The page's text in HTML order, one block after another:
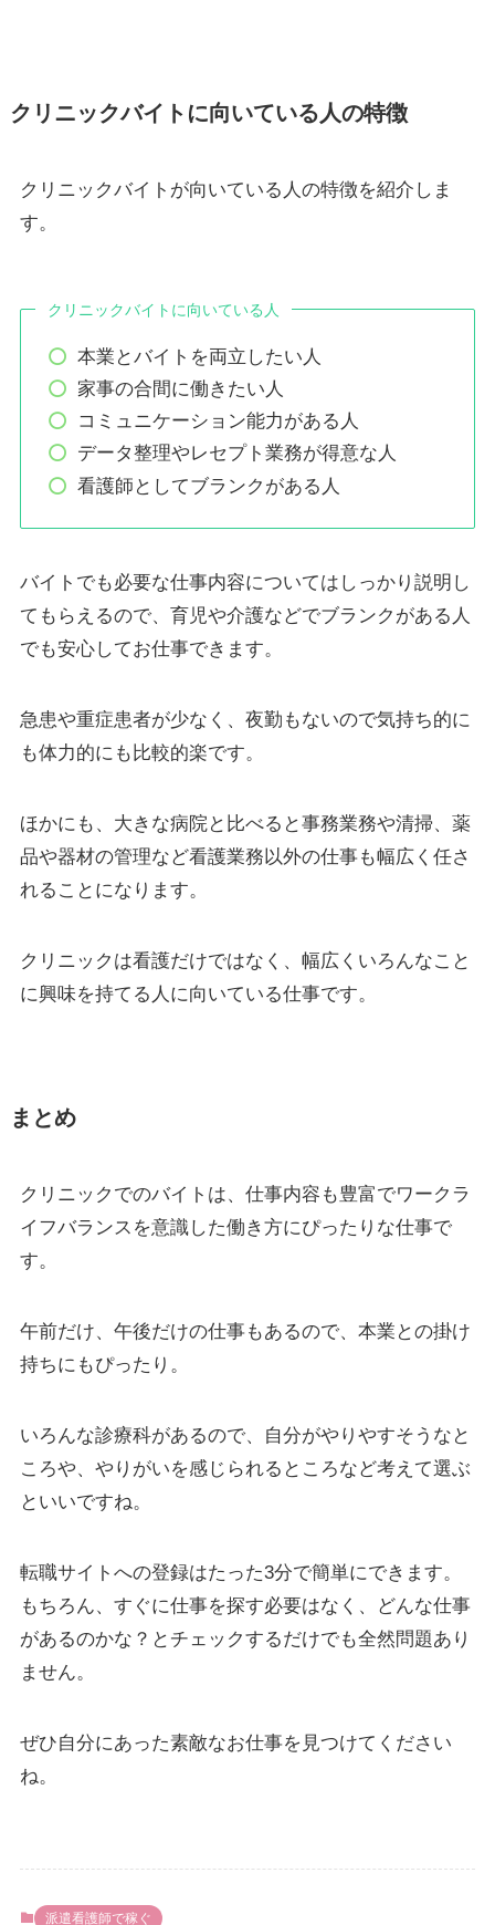
クリニックバイトに向いている人の特徴
クリニックバイトが向いている人の特徴を紹介しま
す。
クリニックバイトに向いている人
本業とバイトを両立したい人
家事の合間に働きたい人
コミュニケーション能力がある人
データ整理やレセプト業務が得意な人
看護師としてブランクがある人
バイトでも必要な仕事内容についてはしっかり説明し
てもらえるので、育児や介護などでブランクがある人
でも安心してお仕事できます。
急患や重症患者が少なく、夜勤もないので気持ち的に
も体力的にも比較的楽です。
ほかにも、大きな病院と比べると事務業務や清掃、薬
品や器材の管理など看護業務以外の仕事も幅広く任さ
れることになります。
クリニックは看護だけではなく、幅広くいろんなこと
に興味を持てる人に向いている仕事です。
まとめ
クリニックでのバイトは、仕事内容も豊富でワークラ
イフバランスを意識した働き方にぴったりな仕事で
す。
午前だけ、午後だけの仕事もあるので、本業との掛け
持ちにもぴったり。
いろんな診療科があるので、自分がやりやすそうなと
ころや、やりがいを感じられるところなど考えて選ぶ
といいですね。
転職サイトへの登録はたった3分で簡単にできます。
もちろん、すぐに仕事を探す必要はなく、どんな仕事
があるのかな？とチェックするだけでも全然問題あり
ません。
ぜひ自分にあった素敵なお仕事を見つけてください
ね。
派遣看護師で稼ぐ